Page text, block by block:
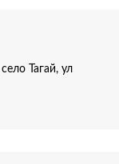
Тагай, ул